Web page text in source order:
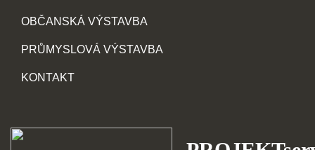
OBČANSKÁ VÝSTAVBA
PRŮMYSLOVÁ VÝSTAVBA
KONTAKT